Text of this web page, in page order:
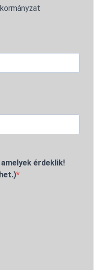
érdeklik!